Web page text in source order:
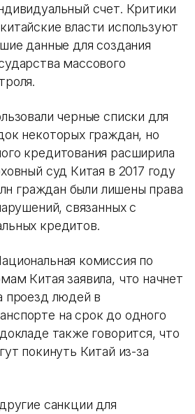
счет. Критики
власти используют
данные для создания
массового
черные списки для
некоторых граждан, но
кредитования расширила
суд Китая в 2017 году
граждан были лишены права
связанных с
кредитов.
комиссия по
Китая заявила, что начнет
проезд людей в
на срок до одного
также говорится, что
покинуть Китай из-за
санкции для